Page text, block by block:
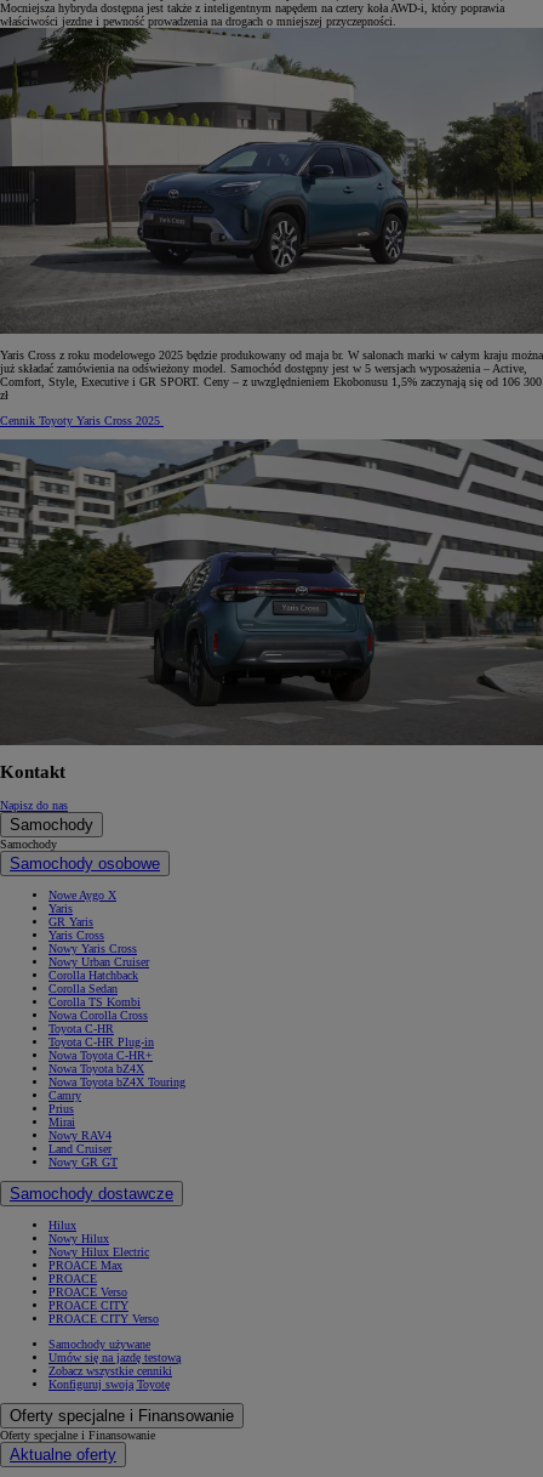
Mocniejsza hybryda dostępna jest także z inteligentnym napędem na cztery koła AWD-i, który poprawia
właściwości jezdne i pewność prowadzenia na drogach o mniejszej przyczepności.
Yaris Cross z roku modelowego 2025 będzie produkowany od maja br. W salonach marki w całym kraju można
już składać zamówienia na odświeżony model. Samochód dostępny jest w 5 wersjach wyposażenia – Active,
Comfort, Style, Executive i GR SPORT. Ceny – z uwzględnieniem Ekobonusu 1,5% zaczynają się od 106 300
zł
Cennik Toyoty Yaris Cross 2025
Kontakt
Napisz do nas
Samochody
Samochody
Samochody osobowe
Nowe Aygo X
Yaris
GR Yaris
Yaris Cross
Nowy Yaris Cross
Nowy Urban Cruiser
Corolla Hatchback
Corolla Sedan
Corolla TS Kombi
Nowa Corolla Cross
Toyota C-HR
Toyota C-HR Plug-in
Nowa Toyota C-HR+
Nowa Toyota bZ4X
Nowa Toyota bZ4X Touring
Camry
Prius
Mirai
Nowy RAV4
Land Cruiser
Nowy GR GT
Samochody dostawcze
Hilux
Nowy Hilux
Nowy Hilux Electric
PROACE Max
PROACE
PROACE Verso
PROACE CITY
PROACE CITY Verso
Samochody używane
Umów się na jazdę testową
Zobacz wszystkie cenniki
Konfiguruj swoją Toyotę
Oferty specjalne i Finansowanie
Oferty specjalne i Finansowanie
Aktualne oferty